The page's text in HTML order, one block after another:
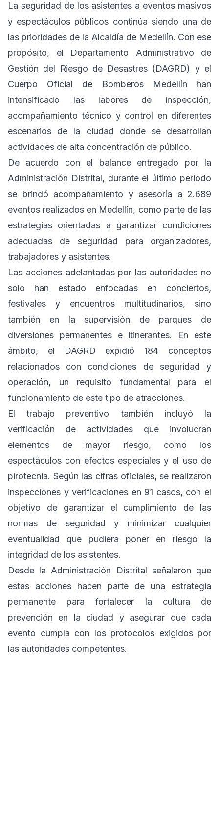
La seguridad de los asistentes a eventos masivos
y espectáculos públicos continúa siendo una de
las prioridades de la Alcaldía de Medellín. Con ese
propósito, el Departamento Administrativo de
Gestión del Riesgo de Desastres (DAGRD) y el
Cuerpo Oficial de Bomberos Medellín han
intensificado las labores de inspección,
acompañamiento técnico y control en diferentes
escenarios de la ciudad donde se desarrollan
actividades de alta concentración de público.
De acuerdo con el balance entregado por la
Administración Distrital, durante el último periodo
se brindó acompañamiento y asesoría a 2.689
eventos realizados en Medellín, como parte de las
estrategias orientadas a garantizar condiciones
adecuadas de seguridad para organizadores,
trabajadores y asistentes.
Las acciones adelantadas por las autoridades no
solo han estado enfocadas en conciertos,
festivales y encuentros multitudinarios, sino
también en la supervisión de parques de
diversiones permanentes e itinerantes. En este
ámbito, el DAGRD expidió 184 conceptos
relacionados con condiciones de seguridad y
operación, un requisito fundamental para el
funcionamiento de este tipo de atracciones.
El trabajo preventivo también incluyó la
verificación de actividades que involucran
elementos de mayor riesgo, como los
espectáculos con efectos especiales y el uso de
pirotecnia. Según las cifras oficiales, se realizaron
inspecciones y verificaciones en 91 casos, con el
objetivo de garantizar el cumplimiento de las
normas de seguridad y minimizar cualquier
eventualidad que pudiera poner en riesgo la
integridad de los asistentes.
Desde la Administración Distrital señalaron que
estas acciones hacen parte de una estrategia
permanente para fortalecer la cultura de
prevención en la ciudad y asegurar que cada
evento cumpla con los protocolos exigidos por
las autoridades competentes.